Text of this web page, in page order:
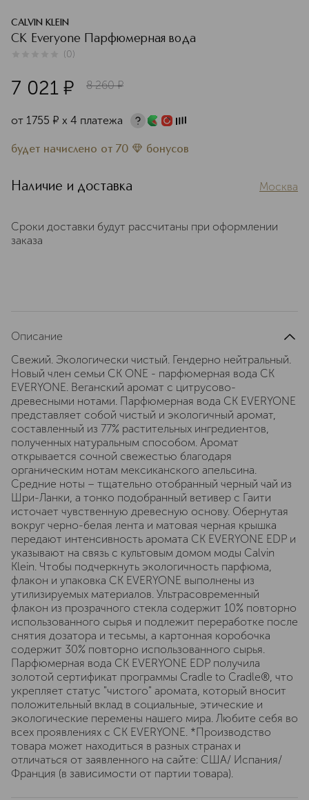
CALVIN KLEIN
CK Everyone Парфюмерная вода
(0)
7 021 ¤ 8 260 ¤
от 1755 ¤ х 4 платежа
будет начислено от 70 бонусов
Наличие и доставка Москва
Сроки доставки будут рассчитаны при оформлении
заказа
Описание
Свежий. Экологически чистый. Гендерно нейтральный.
Новый член семьи CK ONE - парфюмерная вода CK
EVERYONE. Веганский аромат с цитрусово-
древесными нотами. Парфюмерная вода CK EVERYONE
представляет собой чистый и экологичный аромат,
составленный из 77% растительных ингредиентов,
полученных натуральным способом. Аромат
открывается сочной свежестью благодаря
органическим нотам мексиканского апельсина.
Средние ноты – тщательно отобранный черный чай из
Шри-Ланки, а тонко подобранный ветивер с Гаити
источает чувственную древесную основу. Обернутая
вокруг черно-белая лента и матовая черная крышка
передают интенсивность аромата CK EVERYONE EDP и
указывают на связь с культовым домом моды Calvin
Klein. Чтобы подчеркнуть экологичность парфюма,
флакон и упаковка CK EVERYONE выполнены из
утилизируемых материалов. Ультрасовременный
флакон из прозрачного стекла содержит 10% повторно
использованного сырья и подлежит переработке после
снятия дозатора и тесьмы, а картонная коробочка
содержит 30% повторно использованного сырья.
Парфюмерная вода CK EVERYONE EDP получила
золотой сертификат программы Cradle to Cradle®, что
укрепляет статус "чистого" аромата, который вносит
положительный вклад в социальные, этические и
экологические перемены нашего мира. Любите себя во
всех проявлениях с CK EVERYONE. *Производство
товара может находиться в разных странах и
отличаться от заявленного на сайте: США/ Испания/
Франция (в зависимости от партии товара).